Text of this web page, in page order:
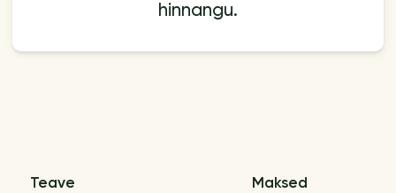
hinnangu.
Teave Maksed